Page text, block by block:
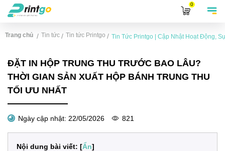
0
Trang chủ / Tin tức / Tin tức Printgo / Tin Tức Printgo | Cập Nhật Hoạt Động,
ĐẶT IN HỘP TRUNG THU TRƯỚC BAO LÂU?
THỜI GIAN SẢN XUẤT HỘP BÁNH TRUNG THU
TỐI ƯU NHẤT
Ngày cập nhật: 22/05/2026 821
Nội dung bài viết: [Ẩn]